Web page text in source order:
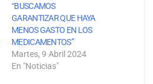
“BUSCAMOS
GARANTIZAR QUE HAYA
MENOS GASTO EN LOS
MEDICAMENTOS”
Martes, 9 Abril 2024
En "Noticias"